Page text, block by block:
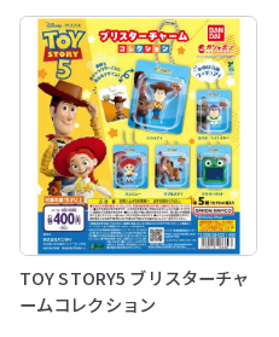
TOY STORY5 ブリスターチャ
ームコレクション